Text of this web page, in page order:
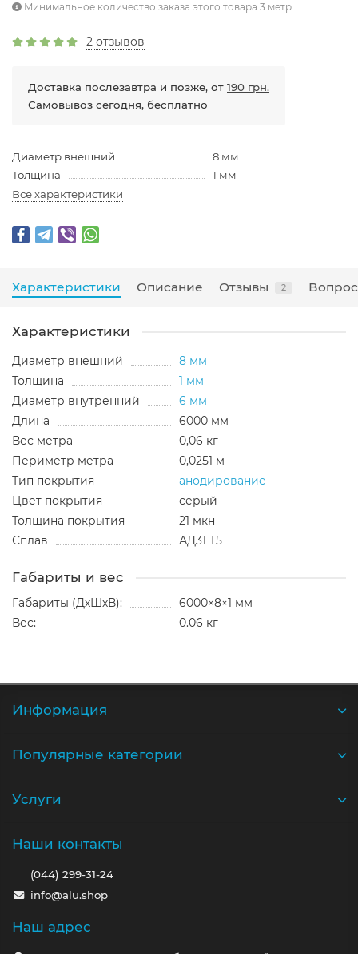
Минимальное количество заказа этого товара 3 метр
2 отзывов
Доставка послезавтра и позже, от 190 грн.
Самовывоз сегодня, бесплатно
Диаметр внешний
8 мм
Толщина
1 мм
Все характеристики
Характеристики Описание Отзывы 2
Характеристики
Диаметр внешний
8 мм
Толщина
1 мм
Диаметр внутренний
6 мм
Длина
6000 мм
Вес метра
0,06 кг
Периметр метра
0,0251 м
Тип покрытия
анодирование
Цвет покрытия
серый
Толщина покрытия
21 мкн
Сплав
АД31 Т5
Габариты и вес
Габариты (ДхШхВ):
6000×8×1 мм
Вес:
0.06 кг
Информация
Популярные категории
Услуги
Наши контакты
(044) 299-31-24
info@alu.shop
Наш адрес